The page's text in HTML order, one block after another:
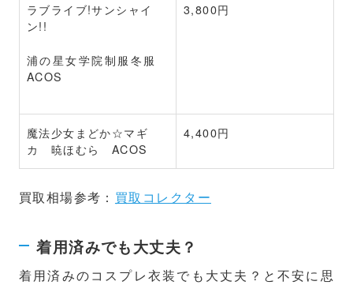
ラブライブ!サンシャイ
ン!!
浦の星女学院制服冬服
ACOS
3,800円
魔法少女まどか☆マギ
カ 暁ほむら ACOS
4,400円
買取相場参考： 買取コレクター
着用済みでも大丈夫？
着用済みのコスプレ衣装でも大丈夫？と不安に思